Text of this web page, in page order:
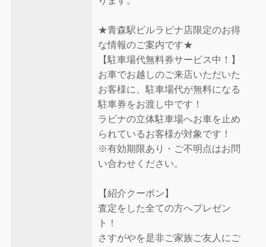
★青森駅ビルラビナ店限定のお得
な情報のご案内です★
【駐車場代無料券サービス中！】
お車でお越しのご来店いただいた
お客様に、駐車場代が無料になる
駐車券をお渡し中です！
ラビナの立体駐車場へお車を止め
られているお客様が対象です！
※有効期限あり・ご不明点はお問
い合わせください。
【紹介クーポン】
査定をした全ての方へプレゼン
ト！
さすがやを是非ご家族ご友人にご